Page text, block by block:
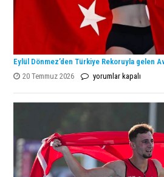
Eylül Dönmez’den Türkiye Rekoruyla gelen
20 Temmuz 2026
Eylül
Türkiye
gelen
Avrupa
İkinciliği!
yorumlar kapalı